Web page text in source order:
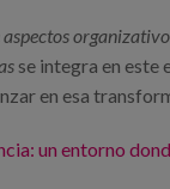
se integra en este
en esa
un entorno